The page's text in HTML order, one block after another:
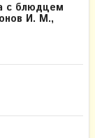
с блюдцем
И. М.,